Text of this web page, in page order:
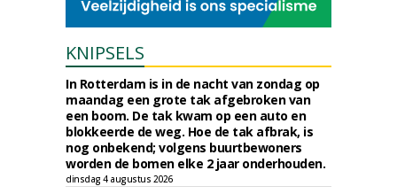
KNIPSELS
In Rotterdam is in de nacht van zondag op
maandag een grote tak afgebroken van
een boom. De tak kwam op een auto en
blokkeerde de weg. Hoe de tak afbrak, is
nog onbekend; volgens buurtbewoners
worden de bomen elke 2 jaar onderhouden.
dinsdag 4 augustus 2026